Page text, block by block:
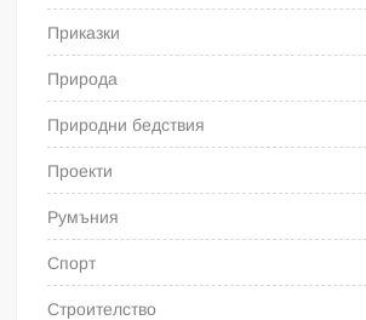
Приказки
Природа
Природни бедствия
Проекти
Румъния
Спорт
Строителство